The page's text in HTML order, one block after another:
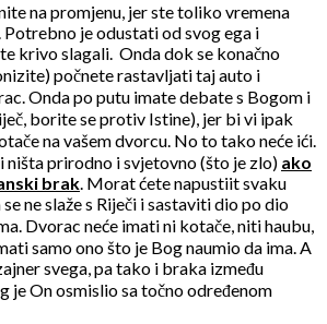
na promjenu, jer ste toliko vremena
Potrebno je odustati od svog ega i
krivo slagali. Onda dok se konačno
počnete rastavljati taj auto i
Onda po putu imate debate s Bogom i
borite se protiv Istine), jer bi vi ipak
na vašem dvorcu. No to tako neće ići.
ništa prirodno i svjetovno (što je zlo) ako
brak. Morat ćete napustiit svaku
ne slaže s Riječi i sastaviti dio po dio
Dvorac neće imati ni kotače, niti haubu,
samo ono što je Bog naumio da ima. A
svega, pa tako i braka između
je On osmislio sa točno određenom